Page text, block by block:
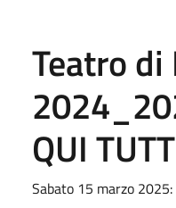
Teatro di
QUI
Sabato 15 marzo 2025: